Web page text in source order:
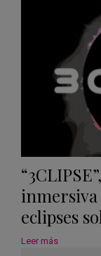
eclipses
Leer más